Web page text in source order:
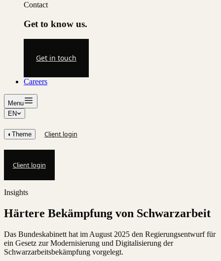
Contact
Get to know us.
Get in touch
Careers
Menu
EN
◐ Theme Client login
Client login
Insights
Härtere Bekämpfung von Schwarzarbeit
Das Bundeskabinett hat im August 2025 den Regierungsentwurf für
ein Gesetz zur Modernisierung und Digitalisierung der
Schwarzarbeitsbekämpfung vorgelegt.